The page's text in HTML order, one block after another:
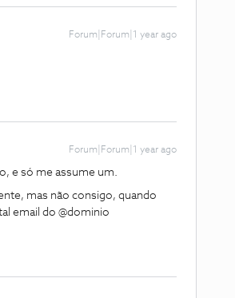
Forum|Forum|1 year ago
Forum|Forum|1 year ago
e só me assume um.
mas não consigo, quando
email do @dominio